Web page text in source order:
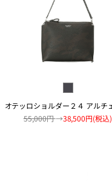
55,000円→38,500円(税込)